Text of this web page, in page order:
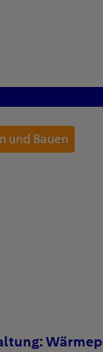
und Bauen